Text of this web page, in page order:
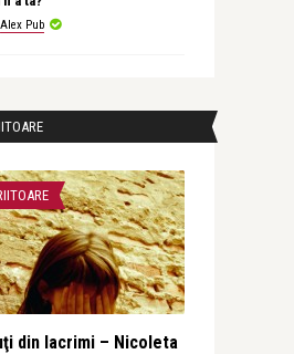
Alex Pub
din lacrimi – Nicoleta